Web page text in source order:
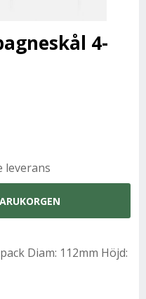
4-
leverans
Diam: 112mm Höjd: